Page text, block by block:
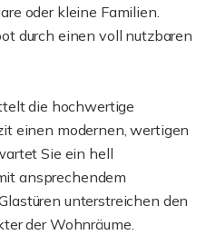
oder kleine Familien.
durch einen voll nutzbaren
die hochwertige
einen modernen, wertigen
Sie ein hell
ansprechendem
unterstreichen den
der Wohnräume.